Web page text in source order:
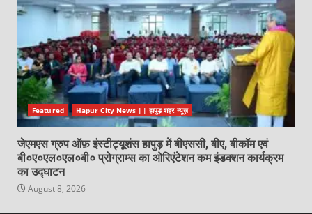
Featured Hapur City News || हापुड़ शहर न्यूज़
जेएमएस ग्रुप ऑफ़ इंस्टीट्यूशंस हापुड़ में बीएससी, बीए, बीकॉम एवं
बी०ए०एल०एल०बी० प्रोग्राम्स का ओरिएंटेशन कम इंडक्शन कार्यक्रम
का उद्घाटन
August 8, 2026